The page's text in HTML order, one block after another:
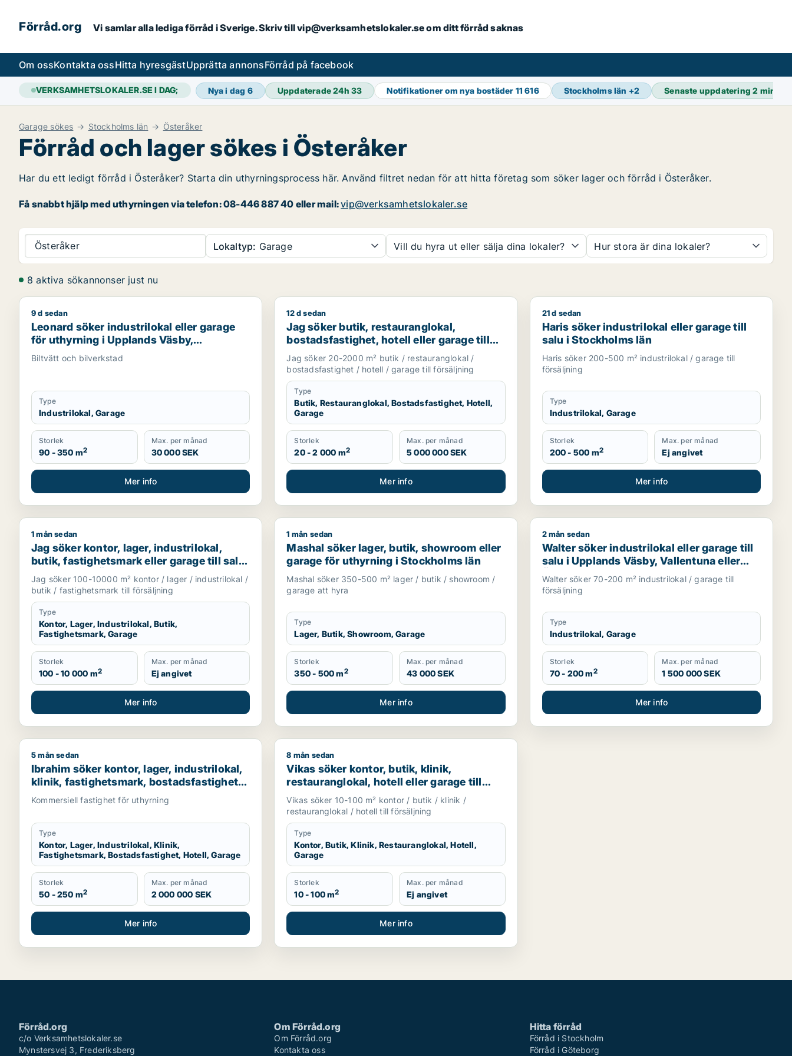
Förråd.org Vi samlar alla lediga förråd i Sverige. Skriv till vip@verksamhetslokaler.se om ditt förråd saknas
Om ossKontakta ossHitta hyresgästUpprätta annonsFörråd på facebook
VERKSAMHETSLOKALER.SE I DAG; Nya i dag 6 Uppdaterade 24h33 Notifikationer om nya bostäder 11 616 Stockholms län +2 Senaste uppdatering2 min
Garage sökes Stockholms län Österåker
Förråd och lager sökes i Österåker
Har du ett ledigt förråd i Österåker? Starta din uthyrningsprocess här. Använd filtret nedan för att hitta företag som söker lager och förråd i Österåker.
Få snabbt hjälp med uthyrningen via telefon: 08-446 887 40 eller mail:vip@verksamhetslokaler.se
Österåker Lokaltyp: Garage Vill du hyra ut eller sälja dina lokaler? Hur stora är dina lokaler?
8 aktiva sökannonser just nu
Leonard söker industrilokal eller garage för uthyrning i Upplands Väsby, Vallentuna eller Österåker m.fl.
9 d sedan
Leonard söker industrilokal eller garage
för uthyrning i Upplands Väsby,
Vallentuna eller Österåker m.fl.
Biltvätt och bilverkstad
Type
Industrilokal, Garage
Storlek
90 - 350 m2
Max. per månad
30 000 SEK
Mer info
Jag söker butik, restauranglokal, bostadsfastighet, hotell eller garage till salu i Stockholms län
12 d sedan
Jag söker butik, restauranglokal,
bostadsfastighet, hotell eller garage till
salu i Stockholms län
Jag söker 20-2000 m² butik / restauranglokal /
bostadsfastighet / hotell / garage till försäljning
Type
Butik, Restauranglokal, Bostadsfastighet, Hotell,
Garage
Storlek
20 - 2 000 m2
Max. per månad
5 000 000 SEK
Mer info
Haris söker industrilokal eller garage till salu i
21 d sedan
Haris söker industrilokal eller garage till
salu i Stockholms län
Haris söker 200-500 m² industrilokal / garage till
försäljning
Type
Industrilokal, Garage
Storlek
200 - 500 m2
Max. per månad
Ej angivet
Mer info
Jag söker kontor, lager, industrilokal, butik, fastighetsmark eller garage till salu i Vallentuna, Österåker eller Järfälla m.fl.
1 mån sedan
Jag söker kontor, lager, industrilokal,
butik, fastighetsmark eller garage till salu
i Vallentuna, Österåker eller Järfälla m.fl.
Jag söker 100-10000 m² kontor / lager / industrilokal /
butik / fastighetsmark till försäljning
Type
Kontor, Lager, Industrilokal, Butik,
Fastighetsmark, Garage
Storlek
100 - 10 000 m2
Max. per månad
Ej angivet
Mer info
Mashal söker lager, butik, showroom eller garage för uthyrning i Stockholms län
1 mån sedan
Mashal söker lager, butik, showroom eller
garage för uthyrning i Stockholms län
Mashal söker 350-500 m² lager / butik / showroom /
garage att hyra
Type
Lager, Butik, Showroom, Garage
Storlek
350 - 500 m2
Max. per månad
43 000 SEK
Mer info
Walter söker industrilokal eller garage till salu i
2 mån sedan
Walter söker industrilokal eller garage till
salu i Upplands Väsby, Vallentuna eller
Österåker m.fl.
Walter söker 70-200 m² industrilokal / garage till
försäljning
Type
Industrilokal, Garage
Storlek
70 - 200 m2
Max. per månad
1 500 000 SEK
Mer info
Ibrahim söker kontor, lager, industrilokal, klinik, fastighetsmark, bostadsfastighet, hotell eller garage till salu i Stockholms län
5 mån sedan
Ibrahim söker kontor, lager, industrilokal,
klinik, fastighetsmark, bostadsfastighet,
hotell eller garage till salu i Stockholms
Kommersiell fastighet för uthyrning
Type
Kontor, Lager, Industrilokal, Klinik,
Fastighetsmark, Bostadsfastighet, Hotell, Garage
Storlek
50 - 250 m2
Max. per månad
2 000 000 SEK
Mer info
Vikas söker kontor, butik, klinik, restauranglokal, hotell eller garage till salu i Upplands Väsby, Vallentuna eller
8 mån sedan
Vikas söker kontor, butik, klinik,
restauranglokal, hotell eller garage till
salu i Upplands Väsby, Vallentuna eller
Österåker m.fl.
Vikas söker 10-100 m² kontor / butik / klinik /
restauranglokal / hotell till försäljning
Type
Kontor, Butik, Klinik, Restauranglokal, Hotell,
Garage
Storlek
10 - 100 m2
Max. per månad
Ej angivet
Mer info
Förråd.org
c/o Verksamhetslokaler.se
Mynstersvej 3, Frederiksberg
Om Förråd.org
Om Förråd.org
Kontakta oss
Hitta förråd
Förråd i Stockholm
Förråd i Göteborg